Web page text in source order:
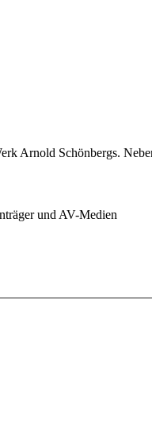
Arnold Schönbergs.
und AV-Medien